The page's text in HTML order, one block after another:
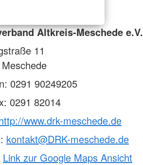
Altkreis-Meschede e.V.
11
Meschede
0291 90249205
0291 82014
www.drk-meschede.de
kontakt@DRK-meschede.de
Link zur Google Maps Ansicht